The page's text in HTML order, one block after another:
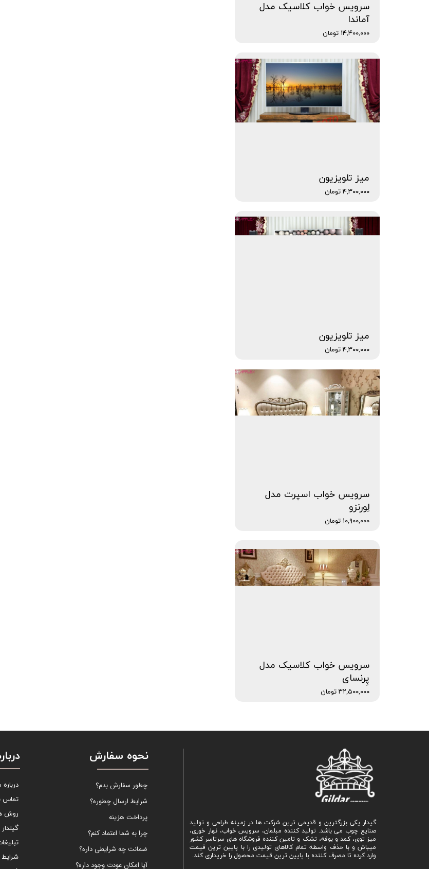
سرویس خواب کلاسیک مدل
آماندا
۱۴,۴۰۰,۰۰۰ تومان
میز تلویزیون
۴,۳۰۰,۰۰۰ تومان
میز تلویزیون
۴,۳۰۰,۰۰۰ تومان
سرویس خواب اسپرت مدل
لِورنزو
۱۰,۹۰۰,۰۰۰ تومان
سرویس خواب کلاسیک مدل
پِرنسای
۳۲,۵۰۰,۰۰۰ تومان
گیدار یکی بزرگترین و قدیمی ترین شرکت ها در زمینه طراحی و تولید
صنایع چوب می باشد. تولید کننده مبلمان، سرویس خواب، نهار خوری،
میز توی، کمد و بوفه، تشک و تامین کننده فروشگاه های سرتاسر کشور
میباش و با حذف واسطه تمام کالاهای تولیدی را با پایین ترین قیمت
وارد کرده تا مصرف کننده با پایین ترین قیمت محصول را خریداری کند.
نحوه سفارش
چطور سفارش بدم؟
شرایط ارسال چطوره؟
پرداخت هزینه
چرا به شما اعتماد کنم؟
ضمانت چه شرایطی داره؟
آیا امکان عودت وجود داره؟
درباره
تماس
روش
شرایط